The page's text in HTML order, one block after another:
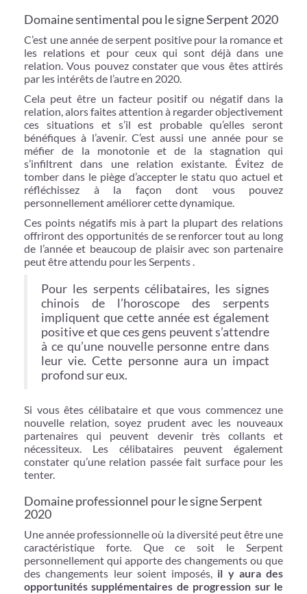
Domaine sentimental pou le signe Serpent 2020
C’est une année de serpent positive pour la romance et
les relations et pour ceux qui sont déjà dans une
relation. Vous pouvez constater que vous êtes attirés
par les intérêts de l’autre en 2020.
Cela peut être un facteur positif ou négatif dans la
relation, alors faites attention à regarder objectivement
ces situations et s’il est probable qu’elles seront
bénéfiques à l’avenir. C’est aussi une année pour se
méfier de la monotonie et de la stagnation qui
s’infiltrent dans une relation existante. Évitez de
tomber dans le piège d’accepter le statu quo actuel et
réfléchissez à la façon dont vous pouvez
personnellement améliorer cette dynamique.
Ces points négatifs mis à part la plupart des relations
offriront des opportunités de se renforcer tout au long
de l’année et beaucoup de plaisir avec son partenaire
peut être attendu pour les Serpents .
Pour les serpents célibataires, les signes
chinois de l’horoscope des serpents
impliquent que cette année est également
positive et que ces gens peuvent s’attendre
à ce qu’une nouvelle personne entre dans
leur vie. Cette personne aura un impact
profond sur eux.
Si vous êtes célibataire et que vous commencez une
nouvelle relation, soyez prudent avec les nouveaux
partenaires qui peuvent devenir très collants et
nécessiteux. Les célibataires peuvent également
constater qu’une relation passée fait surface pour les
tenter.
Domaine professionnel pour le signe Serpent
2020
Une année professionnelle où la diversité peut être une
caractéristique forte. Que ce soit le Serpent
personnellement qui apporte des changements ou que
des changements leur soient imposés, il y aura des
opportunités supplémentaires de progression sur le